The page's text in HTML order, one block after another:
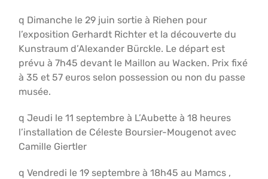
q Dimanche le 29 juin sortie à Riehen pour
l’exposition Gerhardt Richter et la découverte du
Kunstraum d’Alexander Bürckle. Le départ est
prévu à 7h45 devant le Maillon au Wacken. Prix fixé
à 35 et 57 euros selon possession ou non du passe
musée.
q Jeudi le 11 septembre à L’Aubette à 18 heures
l’installation de Céleste Boursier-Mougenot avec
Camille Giertler
q Vendredi le 19 septembre à 18h45 au Mamcs ,